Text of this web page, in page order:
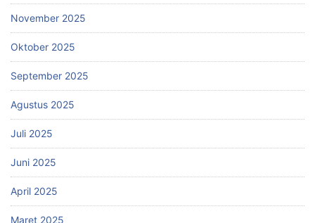
November 2025
Oktober 2025
September 2025
Agustus 2025
Juli 2025
Juni 2025
April 2025
Maret 2025